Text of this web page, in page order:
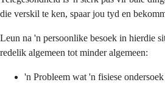
die verskil te ken, spaar jou tyd en
Leun na 'n persoonlike besoek in hierdie
redelik algemeen tot minder algemeen:
'n Probleem wat 'n fisiese